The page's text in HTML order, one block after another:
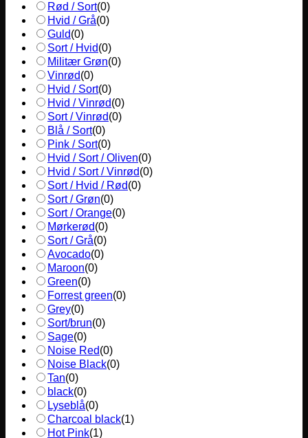
Rød / Sort(0)
Hvid / Grå(0)
Guld(0)
Sort / Hvid(0)
Militær Grøn(0)
Vinrød(0)
Hvid / Sort(0)
Hvid / Vinrød(0)
Sort / Vinrød(0)
Blå / Sort(0)
Pink / Sort(0)
Hvid / Sort / Oliven(0)
Hvid / Sort / Vinrød(0)
Sort / Hvid / Rød(0)
Sort / Grøn(0)
Sort / Orange(0)
Mørkerød(0)
Sort / Grå(0)
Avocado(0)
Maroon(0)
Green(0)
Forrest green(0)
Grey(0)
Sort/brun(0)
Sage(0)
Noise Red(0)
Noise Black(0)
Tan(0)
black(0)
Lyseblå(0)
Charcoal black(1)
Hot Pink(1)